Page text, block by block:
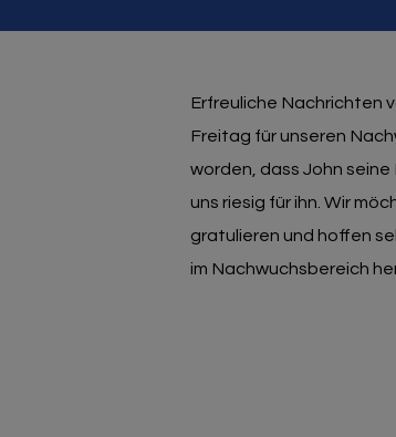
Erfreuliche Nachrichten
Freitag für unseren
worden, dass John
uns riesig für ihn. Wir
gratulieren und hoffen
im Nachwuchsbereich